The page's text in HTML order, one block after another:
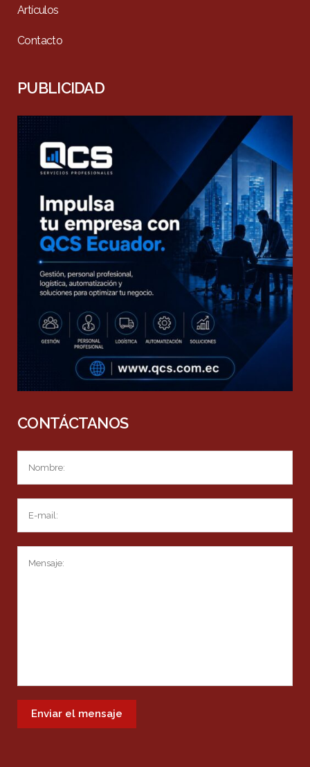
Artículos
Contacto
PUBLICIDAD
CONTÁCTANOS